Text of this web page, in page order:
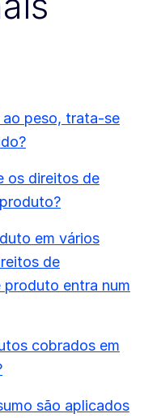
peso, trata-se
os direitos de
em vários
de
entra num
cobrados em
são aplicados